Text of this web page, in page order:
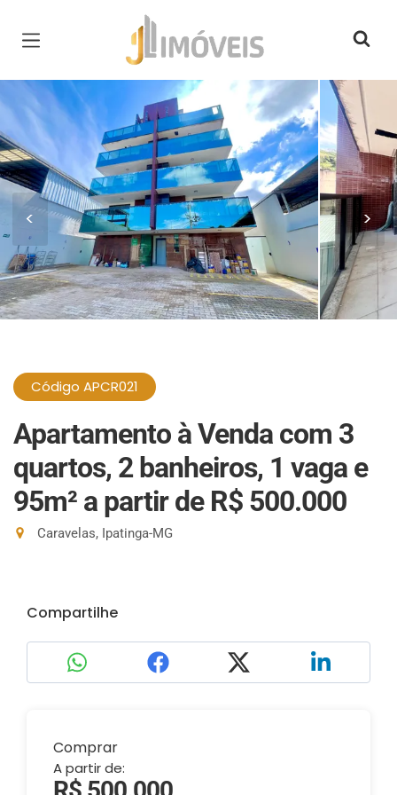
Página inicial
< >
Código APCR021
Apartamento à Venda com 3
quartos, 2 banheiros, 1 vaga e
95m² a partir de R$ 500.000
Caravelas, Ipatinga-MG
Compartilhe
Comprar
A partir de: